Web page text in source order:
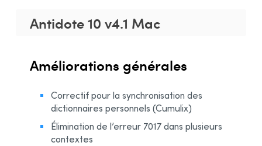
Antidote 10 v4.1 Mac
Améliorations générales
Correctif pour la synchronisation des
dictionnaires personnels (Cumulix)
Élimination de l’erreur 7017 dans plusieurs
contextes